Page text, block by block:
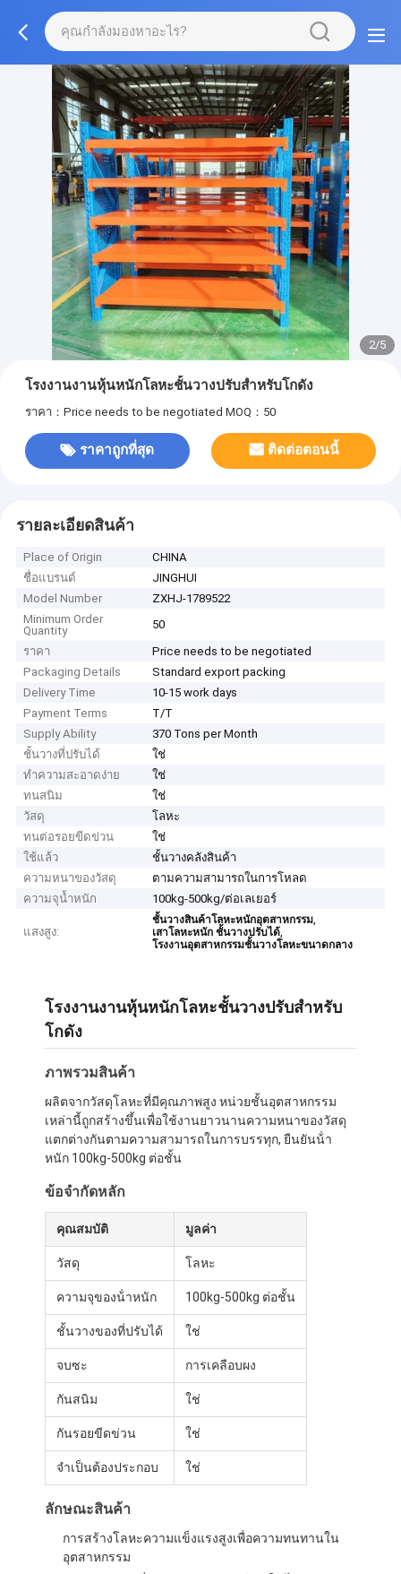
2/5
โรงงานงานหุ้นหนักโลหะชั้นวางปรับสําหรับโกดัง
ราคา：Price needs to be negotiated MOQ：50
ราคาถูกที่สุด ติดต่อตอนนี้
รายละเอียดสินค้า
Place of Origin
CHINA
ชื่อแบรนด์
JINGHUI
Model Number
ZXHJ-1789522
Minimum Order
Quantity
50
ราคา
Price needs to be negotiated
Packaging Details
Standard export packing
Delivery Time
10-15 work days
Payment Terms
T/T
Supply Ability
370 Tons per Month
ชั้นวางที่ปรับได้
ใช่
ทำความสะอาดง่าย
ใช่
ทนสนิม
ใช่
วัสดุ
โลหะ
ทนต่อรอยขีดข่วน
ใช่
ใช้แล้ว
ชั้นวางคลังสินค้า
ความหนาของวัสดุ
ตามความสามารถในการโหลด
ความจุน้ำหนัก
100kg-500kg/ต่อเลเยอร์
แสงสูง:
ชั้นวางสินค้าโลหะหนักอุตสาหกรรม,
เสาโลหะหนัก ชั้นวางปรับได้,
โรงงานอุตสาหกรรมชั้นวางโลหะขนาดกลาง
โรงงานงานหุ้นหนักโลหะชั้นวางปรับสําหรับ
โกดัง
ภาพรวมสินค้า
ผลิตจากวัสดุโลหะที่มีคุณภาพสูง หน่วยชั้นอุตสาหกรรม
เหล่านี้ถูกสร้างขึ้นเพื่อใช้งานยาวนานความหนาของวัสดุ
แตกต่างกันตามความสามารถในการบรรทุก, ยืนยันน้ํา
หนัก 100kg-500kg ต่อชั้น
ข้อจํากัดหลัก
คุณสมบัติ มูลค่า
วัสดุ โลหะ
ความจุของน้ําหนัก 100kg-500kg ต่อชั้น
ชั้นวางของที่ปรับได้ ใช่
จบซะ การเคลือบผง
กันสนิม ใช่
กันรอยขีดข่วน ใช่
จําเป็นต้องประกอบ ใช่
ลักษณะสินค้า
การสร้างโลหะความแข็งแรงสูงเพื่อความทนทานใน
อุตสาหกรรม